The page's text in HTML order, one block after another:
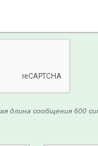
длина сообщения 600